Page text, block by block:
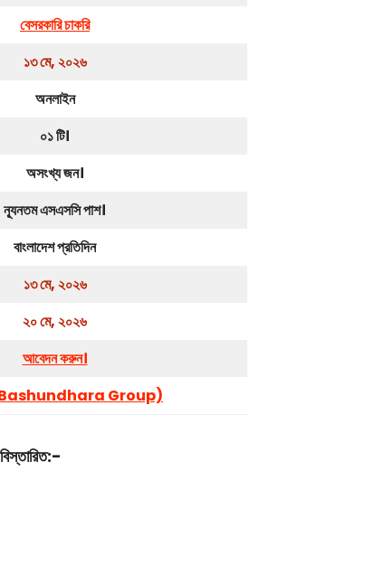
বেসরকারি চাকরি
১৩ মে, ২০২৬
অনলাইন
০১ টি।
অসংখ্য জন।
ন্যূনতম এসএসসি পাশ।
বাংলাদেশ প্রতিদিন
১৩ মে, ২০২৬
২০ মে, ২০২৬
আবেদন করুন।
Group)